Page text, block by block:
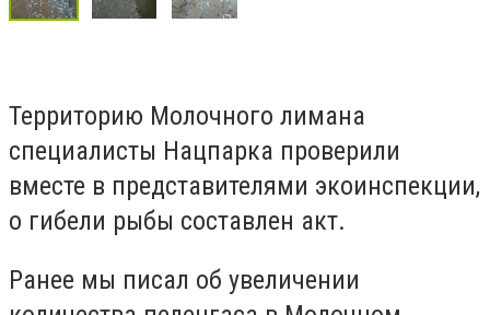
Территорию Молочного лимана
специалисты Нацпарка проверили
вместе в представителями экоинспекции,
о гибели рыбы составлен акт.
Ранее мы писал об увеличении